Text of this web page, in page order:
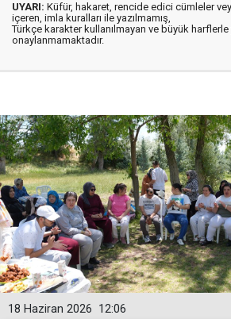
UYARI: Küfür, hakaret, rencide edici cümleler
içeren, imla kuralları ile yazılmamış,
Türkçe karakter kullanılmayan ve büyük harflerle
onaylanmamaktadır.
12:06
18 Haziran 2026